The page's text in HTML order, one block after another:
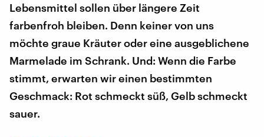
Lebensmittel sollen über längere Zeit
farbenfroh bleiben. Denn keiner von uns
möchte graue Kräuter oder eine ausgeblichene
Marmelade im Schrank. Und: Wenn die Farbe
stimmt, erwarten wir einen bestimmten
Geschmack: Rot schmeckt süß, Gelb schmeckt
sauer.